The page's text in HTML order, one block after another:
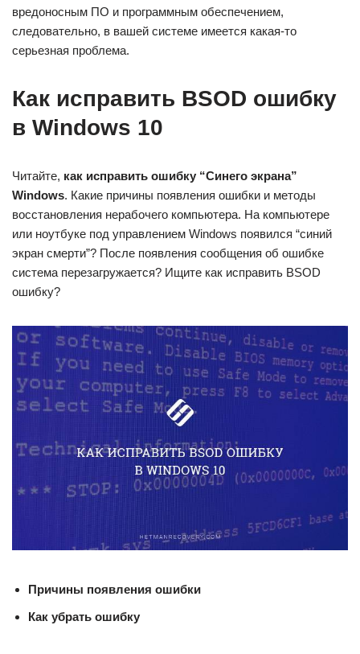
вредоносным ПО и программным обеспечением,
следовательно, в вашей системе имеется какая-то
серьезная проблема.
Как исправить BSOD ошибку
в Windows 10
Читайте, как исправить ошибку “Синего экрана”
Windows. Какие причины появления ошибки и методы
восстановления нерабочего компьютера. На компьютере
или ноутбуке под управлением Windows появился “синий
экран смерти”? После появления сообщения об ошибке
система перезагружается? Ищите как исправить BSOD
ошибку?
Причины появления ошибки
Как убрать ошибку